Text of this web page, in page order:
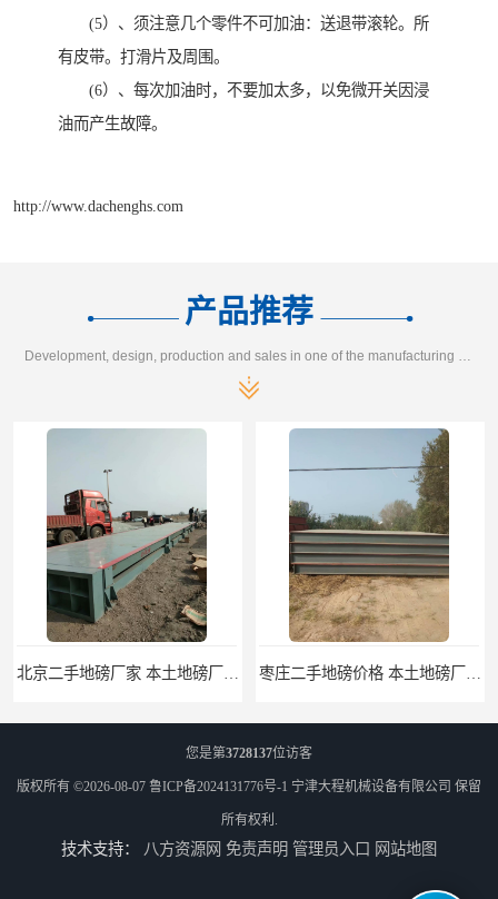
(5）、须注意几个零件不可加油：送退带滚轮。所
有皮带。打滑片及周围。
(6）、每次加油时，不要加太多，以免微开关因浸
油而产生故障。
http://www.dachenghs.com
产品推荐
Development, design, production and sales in one of the manufacturing enterprises
您是第3728137位访客
版权所有 ©2026-08-07 鲁ICP备2024131776号-1 宁津大程机械设备有限公司 保留
所有权利.
技术支持： 八方资源网 免责声明 管理员入口 网站地图